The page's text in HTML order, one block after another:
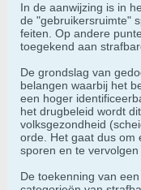
In de aanwijzing is in
de "gebruikersruimte"
feiten. Op andere
toegekend aan
De grondslag van
belangen waarbij het
een hoger
het drugbeleid wordt
volksgezondheid
orde. Het gaat dus om
sporen en te
De toekenning van